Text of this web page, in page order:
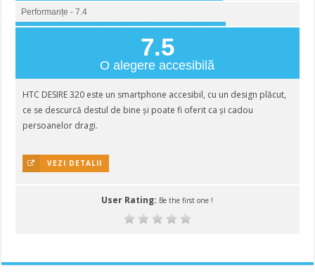
Performanțe - 7.4
7.5
O alegere accesibilă
HTC DESIRE 320 este un smartphone accesibil, cu un design plăcut,
ce se descurcă destul de bine și poate fi oferit ca și cadou
persoanelor dragi.
VEZI DETALII
User Rating: Be the first one !